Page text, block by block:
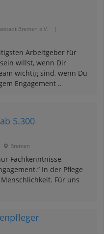
Bremen e.V.
Arbeitgeber für
willst, wenn Dir
wichtig sind, wenn Du
Engagement ..
5.300
Bremen
Fachkenntnisse,
In der Pflege
Für uns